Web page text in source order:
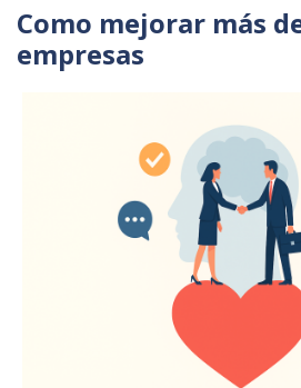
Como mejorar más
empresas